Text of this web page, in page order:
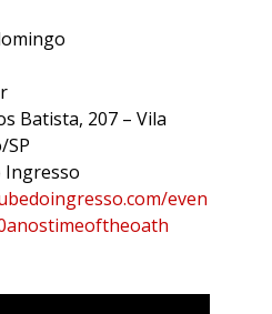
Batista, 207 – Vila
SP
Ingresso
even